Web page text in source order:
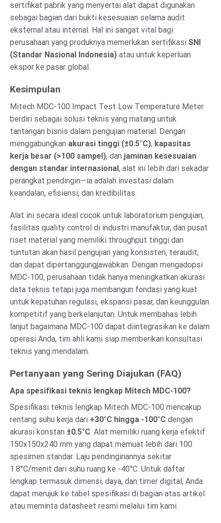
sertifikat pabrik yang menyertai alat dapat digunakan
sebagai bagian dari bukti kesesuaian selama audit
eksternal atau internal. Hal ini sangat vital bagi
perusahaan yang produknya memerlukan sertifikasi SNI
(Standar Nasional Indonesia) atau untuk keperluan
ekspor ke pasar global.
Kesimpulan
Mitech MDC-100 Impact Test Low Temperature Meter
berdiri sebagai solusi teknis yang matang untuk
tantangan bisnis dalam pengujian material. Dengan
menggabungkan akurasi tinggi (±0.5°C), kapasitas
kerja besar (>100 sampel), dan jaminan kesesuaian
dengan standar internasional, alat ini lebih dari sekadar
perangkat pendingin—ia adalah investasi dalam
keandalan, efisiensi, dan kredibilitas.
Alat ini secara ideal cocok untuk laboratorium pengujian,
fasilitas quality control di industri manufaktur, dan pusat
riset material yang memiliki throughput tinggi dan
tuntutan akan hasil pengujian yang konsisten, teraudit,
dan dapat dipertanggungjawabkan. Dengan mengadopsi
MDC-100, perusahaan tidak hanya meningkatkan akurasi
data teknis tetapi juga membangun fondasi yang kuat
untuk kepatuhan regulasi, ekspansi pasar, dan keunggulan
kompetitif yang berkelanjutan. Untuk membahas lebih
lanjut bagaimana MDC-100 dapat diintegrasikan ke dalam
operasi Anda, tim ahli kami siap memberikan konsultasi
teknis yang mendalam.
Pertanyaan yang Sering Diajukan (FAQ)
Apa spesifikasi teknis lengkap Mitech MDC-100?
Spesifikasi teknis lengkap Mitech MDC-100 mencakup
rentang suhu kerja dari +30°C hingga -100°C dengan
akurasi konstan ±0.5°C. Alat memiliki ruang kerja efektif
150x150x240 mm yang dapat memuat lebih dari 100
spesimen standar. Laju pendinginannya sekitar
1.8°C/menit dari suhu ruang ke -40°C. Untuk daftar
lengkap termasuk dimensi, daya, dan timer digital, Anda
dapat merujuk ke tabel spesifikasi di bagian atas artikel
atau meminta datasheet resmi melalui tim kami.